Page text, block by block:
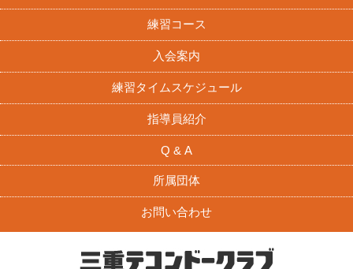
練習コース
入会案内
練習タイムスケジュール
指導員紹介
Q & A
所属団体
お問い合わせ